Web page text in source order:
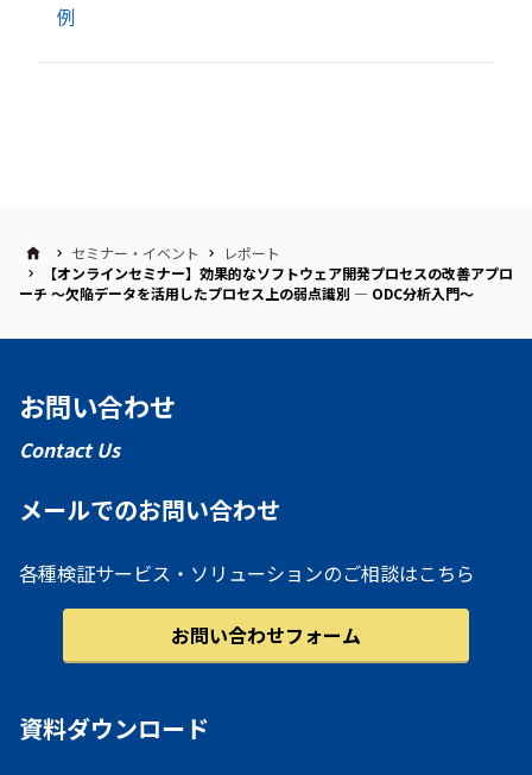
例
セミナー・イベント
レポート
【オンラインセミナー】効果的なソフトウェア開発プロセスの改善アプロ
ーチ ～欠陥データを活用したプロセス上の弱点識別 ― ODC分析入門～
お問い合わせ
Contact Us
メールでのお問い合わせ
各種検証サービス・ソリューションのご相談はこちら
お問い合わせフォーム
資料ダウンロード